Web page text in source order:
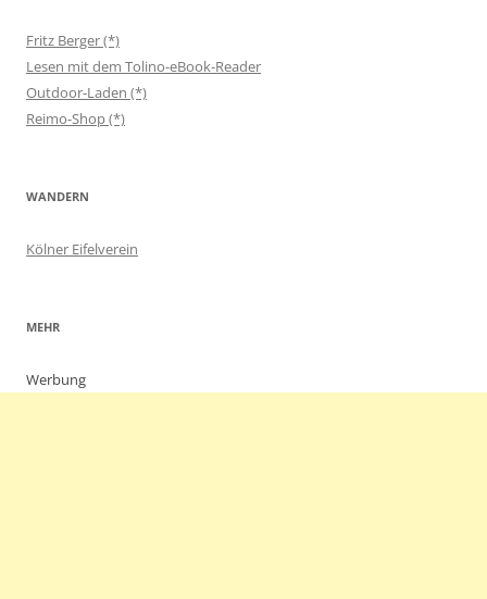
Fritz Berger (*)
Lesen mit dem Tolino-eBook-Reader
Outdoor-Laden (*)
Reimo-Shop (*)
WANDERN
Kölner Eifelverein
MEHR
Werbung